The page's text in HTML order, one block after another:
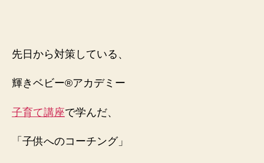
た
「電
車」
乗
た！
先日から対策している、
輝きベビー®️アカデミー
子育て講座で学んだ、
「子供へのコーチング」